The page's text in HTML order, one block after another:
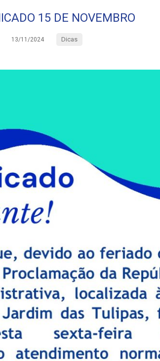
15 DE NOVEMBRO
13/11/2024 Dicas